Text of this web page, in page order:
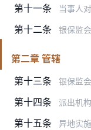
第十一条 当事人对银保监会及其
第十二条 银保监会及其派
第二章 管辖
第十三条
银保监
第十四条 派出机
第十五条 异地实施违法行为的，由违法